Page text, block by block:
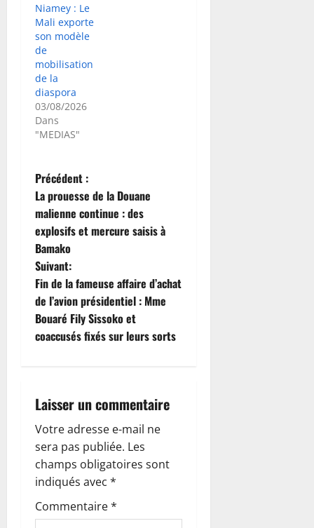
Niamey : Le
Mali exporte
son modèle
de
mobilisation
de la
diaspora
03/08/2026
Dans
"MEDIAS"
N
a
v
i
g
a
o
n
d
’
Précédent :
La prouesse de la Douane
malienne continue : des
explosifs et mercure saisis à
Bamako
Suivant:
Fin de la fameuse affaire d’achat
de l’avion présidentiel : Mme
Bouaré Fily Sissoko et
coaccusés fixés sur leurs sorts
Laisser un commentaire
Votre adresse e-mail ne
sera pas publiée. Les
champs obligatoires sont
indiqués avec *
Commentaire*